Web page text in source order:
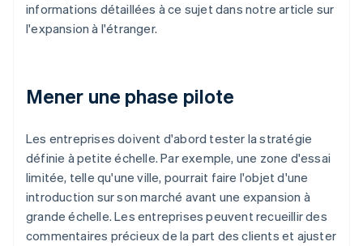
informations détaillées à ce sujet dans notre article sur
l'expansion à l'étranger.
Mener une phase pilote
Les entreprises doivent d'abord tester la stratégie
définie à petite échelle. Par exemple, une zone d'essai
limitée, telle qu'une ville, pourrait faire l'objet d'une
introduction sur son marché avant une expansion à
grande échelle. Les entreprises peuvent recueillir des
commentaires précieux de la part des clients et ajuster